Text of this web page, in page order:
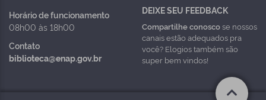
Horário de funcionamento
08h00 às 18h00
Contato
biblioteca@enap.gov.br
DEIXE SEU FEEDBACK
Compartilhe conoscose nossos
canais estão adequados pra
você? Elogios também são
super bem vindos!